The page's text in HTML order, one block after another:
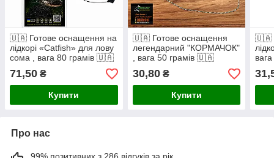
🇺🇦 Готове оснащення на
лідкорі «Catfish» для лову
сома , вага 80 грамів 🇺🇦
71,50 ₴
Купити
🇺🇦 Готове оснащення
легендарний "КОРМАЧОК"
, вага 50 грамів 🇺🇦
30,80₴
Купити
🇺🇦
Про нас